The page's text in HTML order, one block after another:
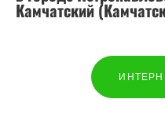
Камчатский